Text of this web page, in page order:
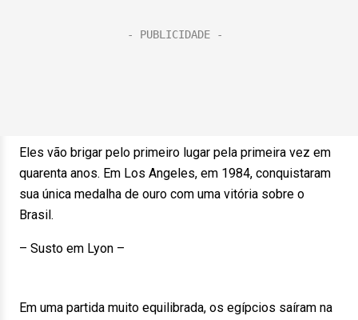
Eles vão brigar pelo primeiro lugar pela primeira vez em
quarenta anos. Em Los Angeles, em 1984, conquistaram
sua única medalha de ouro com uma vitória sobre o
Brasil.
– Susto em Lyon –
Em uma partida muito equilibrada, os egípcios saíram na